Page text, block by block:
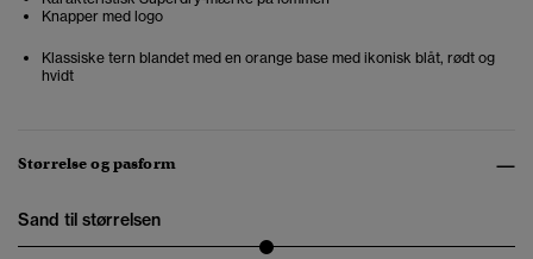
Knapper med logo
Klassiske tern blandet med en orange base med ikonisk blåt, rødt og
hvidt
Størrelse og pasform
Sand til størrelsen